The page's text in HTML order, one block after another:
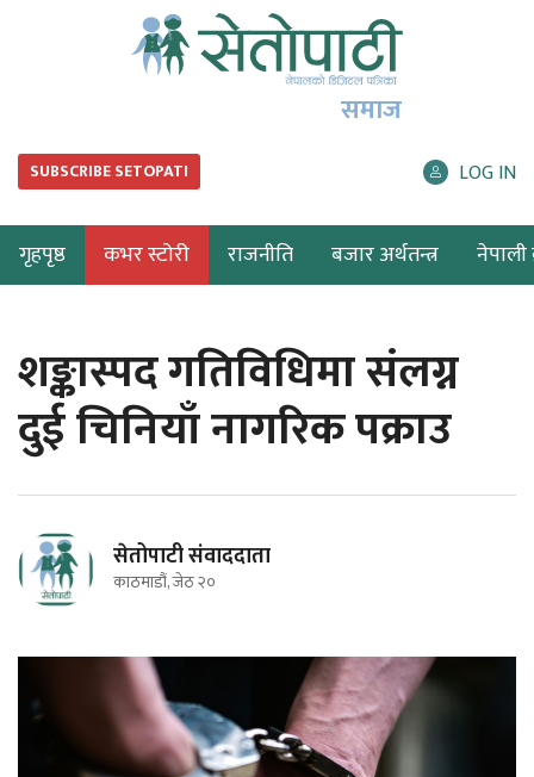
समाज
SUBSCRIBE SETOPATI LOG IN
गृहपृष्ठ कभर स्टोरी राजनीति बजार अर्थतन्त्र नेपाली
शङ्कास्पद गतिविधिमा संलग्न
दुई चिनियाँ नागरिक पक्राउ
सेतोपाटी संवाददाता
काठमाडौं, जेठ २०